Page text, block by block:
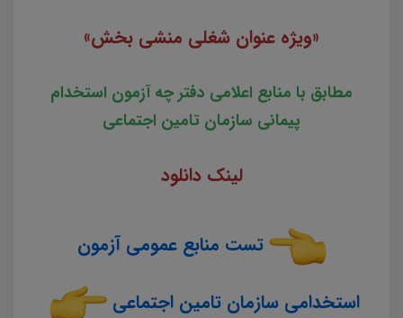
«ویژه عنوان شغلی منشی بخش»
مطابق با منابع اعلامی دفتر چه آزمون استخدام
پیمانی سازمان تامین اجتماعی
لینک دانلود
تست منابع عمومی آزمون
استخدامی سازمان تامین اجتماعی